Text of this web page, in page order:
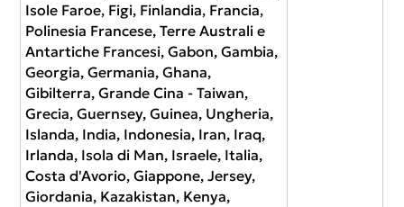
Isole Faroe, Figi, Finlandia, Francia,
Polinesia Francese, Terre Australi e
Antartiche Francesi, Gabon, Gambia,
Georgia, Germania, Ghana,
Gibilterra, Grande Cina - Taiwan,
Grecia, Guernsey, Guinea, Ungheria,
Islanda, India, Indonesia, Iran, Iraq,
Irlanda, Isola di Man, Israele, Italia,
Costa d'Avorio, Giappone, Jersey,
Giordania, Kazakistan, Kenya,